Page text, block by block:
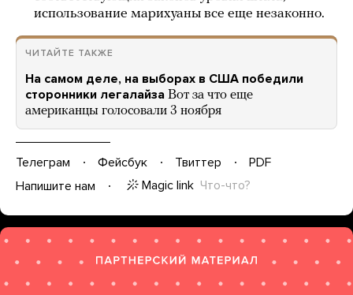
использование марихуаны все еще незаконно.
ЧИТАЙТЕ ТАКЖЕ
На самом деле, на выборах в США победили
сторонники легалайза Вот за что еще
американцы голосовали 3 ноября
Телеграм Фейсбук Твиттер
PDF
Напишите нам
Magic link Что-что?